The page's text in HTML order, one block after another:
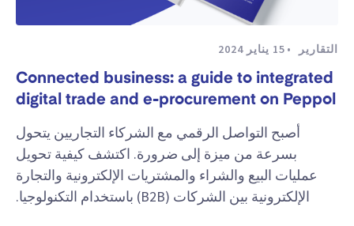
التقارير 15 يناير 2024
Connected business: a guide to integrated
digital trade and e-procurement on Peppol
أصبح التواصل الرقمي مع الشركاء التجاريين يتحول
بسرعة من ميزة إلى ضرورة. اكتشف كيفية تحويل
عمليات البيع والشراء والمشتريات الإلكترونية والتجارة
الإلكترونية بين الشركات (B2B) باستخدام التكنولوجيا.